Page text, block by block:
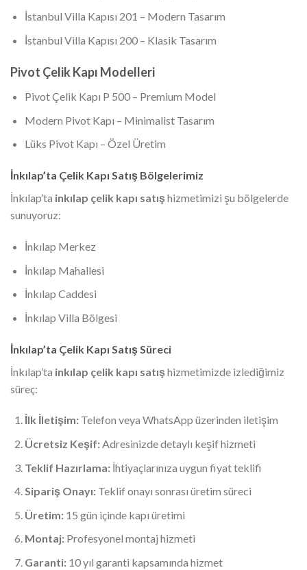
İstanbul Villa Kapısı 201 – Modern Tasarım
İstanbul Villa Kapısı 200 – Klasik Tasarım
Pivot Çelik Kapı Modelleri
Pivot Çelik Kapı P 500 – Premium Model
Modern Pivot Kapı – Minimalist Tasarım
Lüks Pivot Kapı – Özel Üretim
İnkılap’ta Çelik Kapı Satış Bölgelerimiz
İnkılap’ta inkılap çelik kapı satışhizmetimizi şu bölgelerde
sunuyoruz:
İnkılap Merkez
İnkılap Mahallesi
İnkılap Caddesi
İnkılap Villa Bölgesi
İnkılap’ta Çelik Kapı Satış Süreci
İnkılap’ta inkılap çelik kapı satışhizmetimizde izlediğimiz
süreç:
İlk İletişim:Telefon veya WhatsApp üzerinden iletişim
Ücretsiz Keşif:Adresinizde detaylı keşif hizmeti
Teklif Hazırlama:İhtiyaçlarınıza uygun fiyat teklifi
Sipariş Onayı:Teklif onayı sonrası üretim süreci
Üretim:15 gün içinde kapı üretimi
Montaj:Profesyonel montaj hizmeti
Garanti:10 yıl garanti kapsamında hizmet